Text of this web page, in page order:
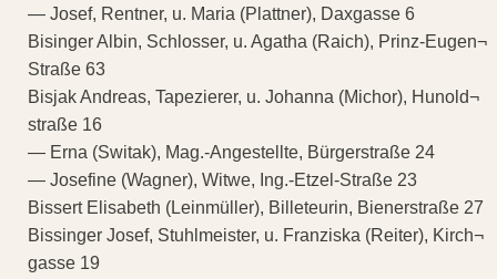
— Josef, Rentner, u. Maria (Plattner), Daxgasse 6
Bisinger Albin, Schlosser, u. Agatha (Raich), Prinz-Eugen¬
Straße 63
Bisjak Andreas, Tapezierer, u. Johanna (Michor), Hunold¬
straße 16
— Erna (Switak), Mag.-Angestellte, Bürgerstraße 24
— Josefine (Wagner), Witwe, Ing.-Etzel-Straße 23
Bissert Elisabeth (Leinmüller), Billeteurin, Bienerstraße 27
Bissinger Josef, Stuhlmeister, u. Franziska (Reiter), Kirch¬
gasse 19